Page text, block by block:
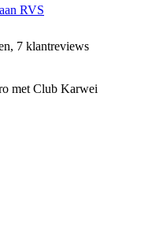
RVS
7 klantreviews
met Club Karwei